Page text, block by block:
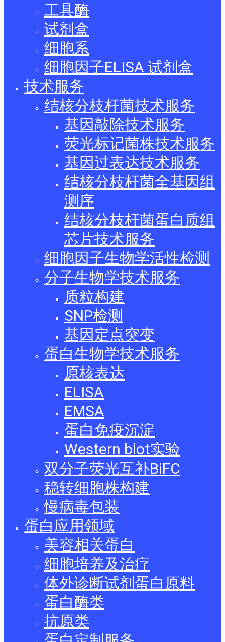
工具酶
试剂盒
细胞系
细胞因子ELISA 试剂盒
技术服务
结核分枝杆菌技术服务
基因敲除技术服务
荧光标记菌株技术服务
基因过表达技术服务
结核分枝杆菌全基因组
测序
结核分枝杆菌蛋白质组
芯片技术服务
细胞因子生物学活性检测
分子生物学技术服务
质粒构建
SNP检测
基因定点突变
蛋白生物学技术服务
原核表达
ELISA
EMSA
蛋白免疫沉淀
Western blot实验
双分子荧光互补BiFC
稳转细胞株构建
慢病毒包装
蛋白应用领域
美容相关蛋白
细胞培养及治疗
体外诊断试剂蛋白原料
蛋白酶类
抗原类